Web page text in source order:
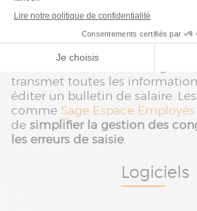
effectifs disponibles selon les
Directement lié à votre logiciel
transmet toutes les
éditer un bulletin de salaire.
comme Sage Espace Employés
de simplifier la gestion des
les erreurs de saisie.
Logiciels